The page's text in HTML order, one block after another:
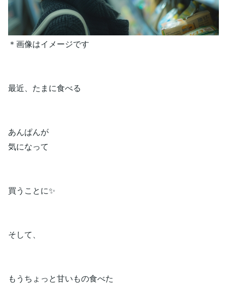
＊画像はイメージです
最近、たまに食べる
あんぱんが
気になって
買うことに✨
そして、
もうちょっと甘いもの食べた